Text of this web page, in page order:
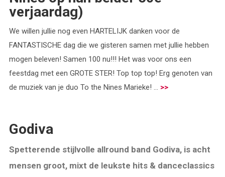
verjaardag)
We willen jullie nog even HARTELIJK danken voor de
FANTASTISCHE dag die we gisteren samen met jullie hebben
mogen beleven! Samen 100 nu!!! Het was voor ons een
feestdag met een GROTE STER! Top top top! Erg genoten van
de muziek van je duo To the Nines Marieke! ... >>
Godiva
Spetterende stijlvolle allround band Godiva, is acht
mensen groot, mixt de leukste hits & danceclassics